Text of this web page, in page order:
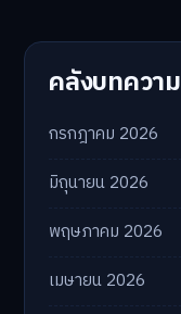
คลังบทความ
กรกฎาคม 2026
มิถุนายน 2026
พฤษภาคม 2026
เมษายน 2026